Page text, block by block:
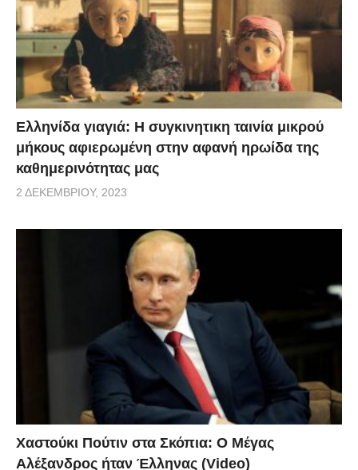
Ελληνίδα γιαγιά: Η συγκινητικη ταινία μικρού
μήκους αφιερωμένη στην αφανή ηρωίδα της
καθημερινότητας μας
2 ΔΕΚΕΜΒΡΊΟΥ, 2023
Χαστούκι Πούτιν στα Σκόπια: Ο Μέγας
Αλέξανδρος ήταν Έλληνας (Video)